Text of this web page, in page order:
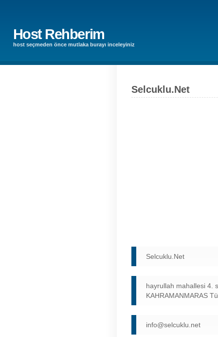
Host Rehberim
host seçmeden önce mutlaka burayı inceleyiniz
Selcuklu.Net
Selcuklu.Net
hayrullah mahallesi 4.
KAHRAMANMARAS
info@selcuklu.net